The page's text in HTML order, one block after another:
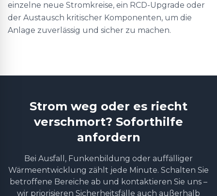
einzelne neue Stromkreise, ein RCD-Upgrade oder
der Austausch kritischer Komponenten, um die
Anlage zuverlässig und sicher zu machen.
Strom weg oder es riecht
verschmort? Soforthilfe
anfordern
Bei Ausfall, Funkenbildung oder auffälliger
Wärmeentwicklung zählt jede Minute. Schalten Sie
betroffene Bereiche ab und kontaktieren Sie uns –
wir priorisieren Sicherheitsfälle auch außerhalb